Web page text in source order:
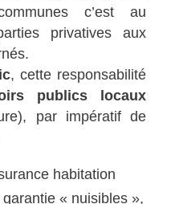
c’est au
privatives aux
, cette responsabilité
publics locaux
par impératif de
habitation
« nuisibles »,